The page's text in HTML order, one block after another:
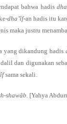
bahwa hadis
dha’îf-an hadis itu
maka justru
yang dikandung hadis
dan digunakan
sama sekali.
shawâb. [Yahya